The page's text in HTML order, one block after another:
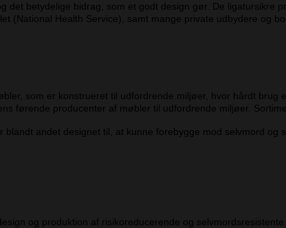
det betydelige bidrag, som et godt design gør. De ligatursikre
(National Health Service), samt mange private udbydere og
som er konstrueret til udfordrende miljøer, hvor hårdt brug
førende producenter af møbler til udfordrende miljøer.
andet designet til, at kunne forebygge mod selvmord
og produktion af risikoreducerende og